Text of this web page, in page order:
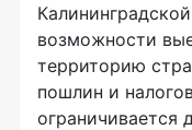
возможности
территорию
пошлин и
ограничивается